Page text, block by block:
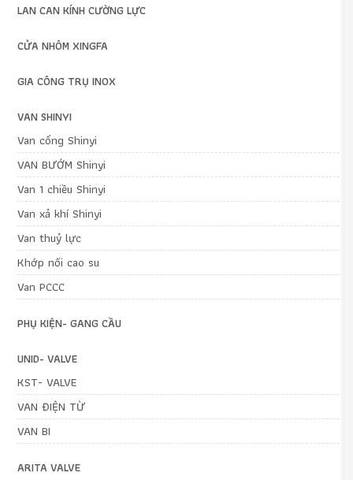
LAN CAN KÍNH CƯỜNG LỰC
CỬA NHÔM XINGFA
GIA CÔNG TRỤ INOX
VAN SHINYI
Van cổng Shinyi
VAN BƯỚM Shinyi
Van 1 chiều Shinyi
Van xả khí Shinyi
Van thuỷ lực
Khớp nối cao su
Van PCCC
PHỤ KIỆN- GANG CẦU
UNID- VALVE
KST- VALVE
VAN ĐIỆN TỪ
VAN BI
ARITA VALVE